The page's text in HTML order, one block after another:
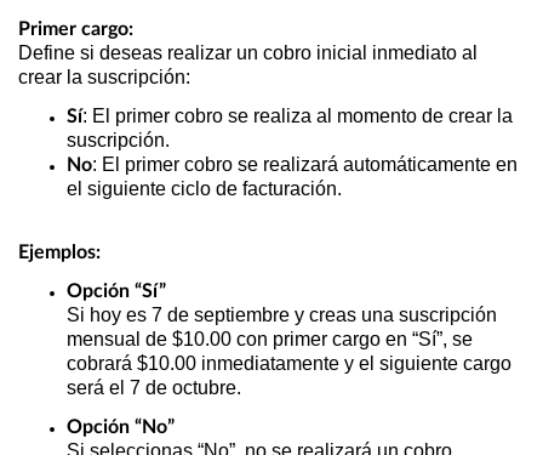
Primer cargo:
Define si deseas realizar un cobro inicial inmediato al
crear la suscripción:
Sí: El primer cobro se realiza al momento de crear la
suscripción.
No: El primer cobro se realizará automáticamente en
el siguiente ciclo de facturación.
Ejemplos:
Opción “Sí”
Si hoy es 7 de septiembre y creas una suscripción
mensual de $10.00 con primer cargo en “Sí”, se
cobrará $10.00 inmediatamente y el siguiente cargo
será el 7 de octubre.
Opción “No”
Si seleccionas “No”, no se realizará un cobro